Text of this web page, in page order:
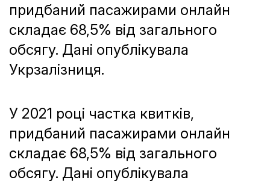
придбаний пасажирами онлайн
складає 68,5% від загального
обсягу. Дані опублікувала
Укрзалізниця.
У 2021 році частка квитків,
придбаний пасажирами онлайн
складає 68,5% від загального
обсягу. Дані опублікувала